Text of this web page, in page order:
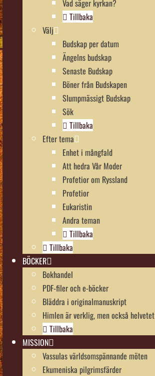
Vad säger kyrkan?
Tillbaka
Välj
Budskap per datum
Ängelns budskap
Senaste Budskap
Böner från Budskapen
Slumpmässigt Budskap
Sök
Tillbaka
Efter tema
Enhet i mångfald
Att hedra Vår Moder
Profetior om Ryssland
Profetior
Eukaristin
Andra teman
Tillbaka
Tillbaka
BÖCKER
Bokhandel
PDF-filer och e-böcker
Bläddra i originalmanuskript
Himlen är verklig, men också helvetet
Tillbaka
MISSION
Vassulas världsomspännande möten
Ekumeniska pilgrimsfärder